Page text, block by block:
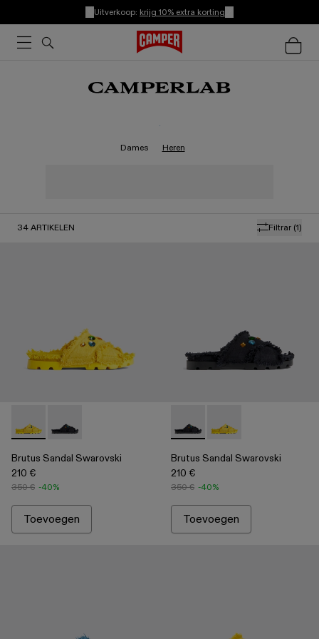
Uitverkoop: krijg 10% extra korting
.
Dames Heren
Filtrar (1)
34 ARTIKELEN
Brutus Sandal Swarovski - A500009-002 - Yellow
Brutus Sandal Swarovski - A500009-001 - Black
Brutus Sandal Swarovski
210 €
350 € -40%
Toevoegen
Brutus Sandal Swarovski -
Brutus Sandal
Brutus Sandal Swarovski
210 €
350 € -40%
Toevoegen